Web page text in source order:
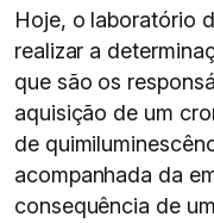
Hoje, o laboratório
realizar a
que são os
aquisição de um
de
acompanhada da
consequência de